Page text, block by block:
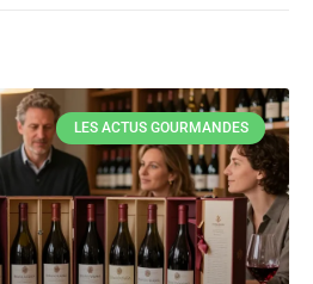
LES ACTUS GOURMANDES